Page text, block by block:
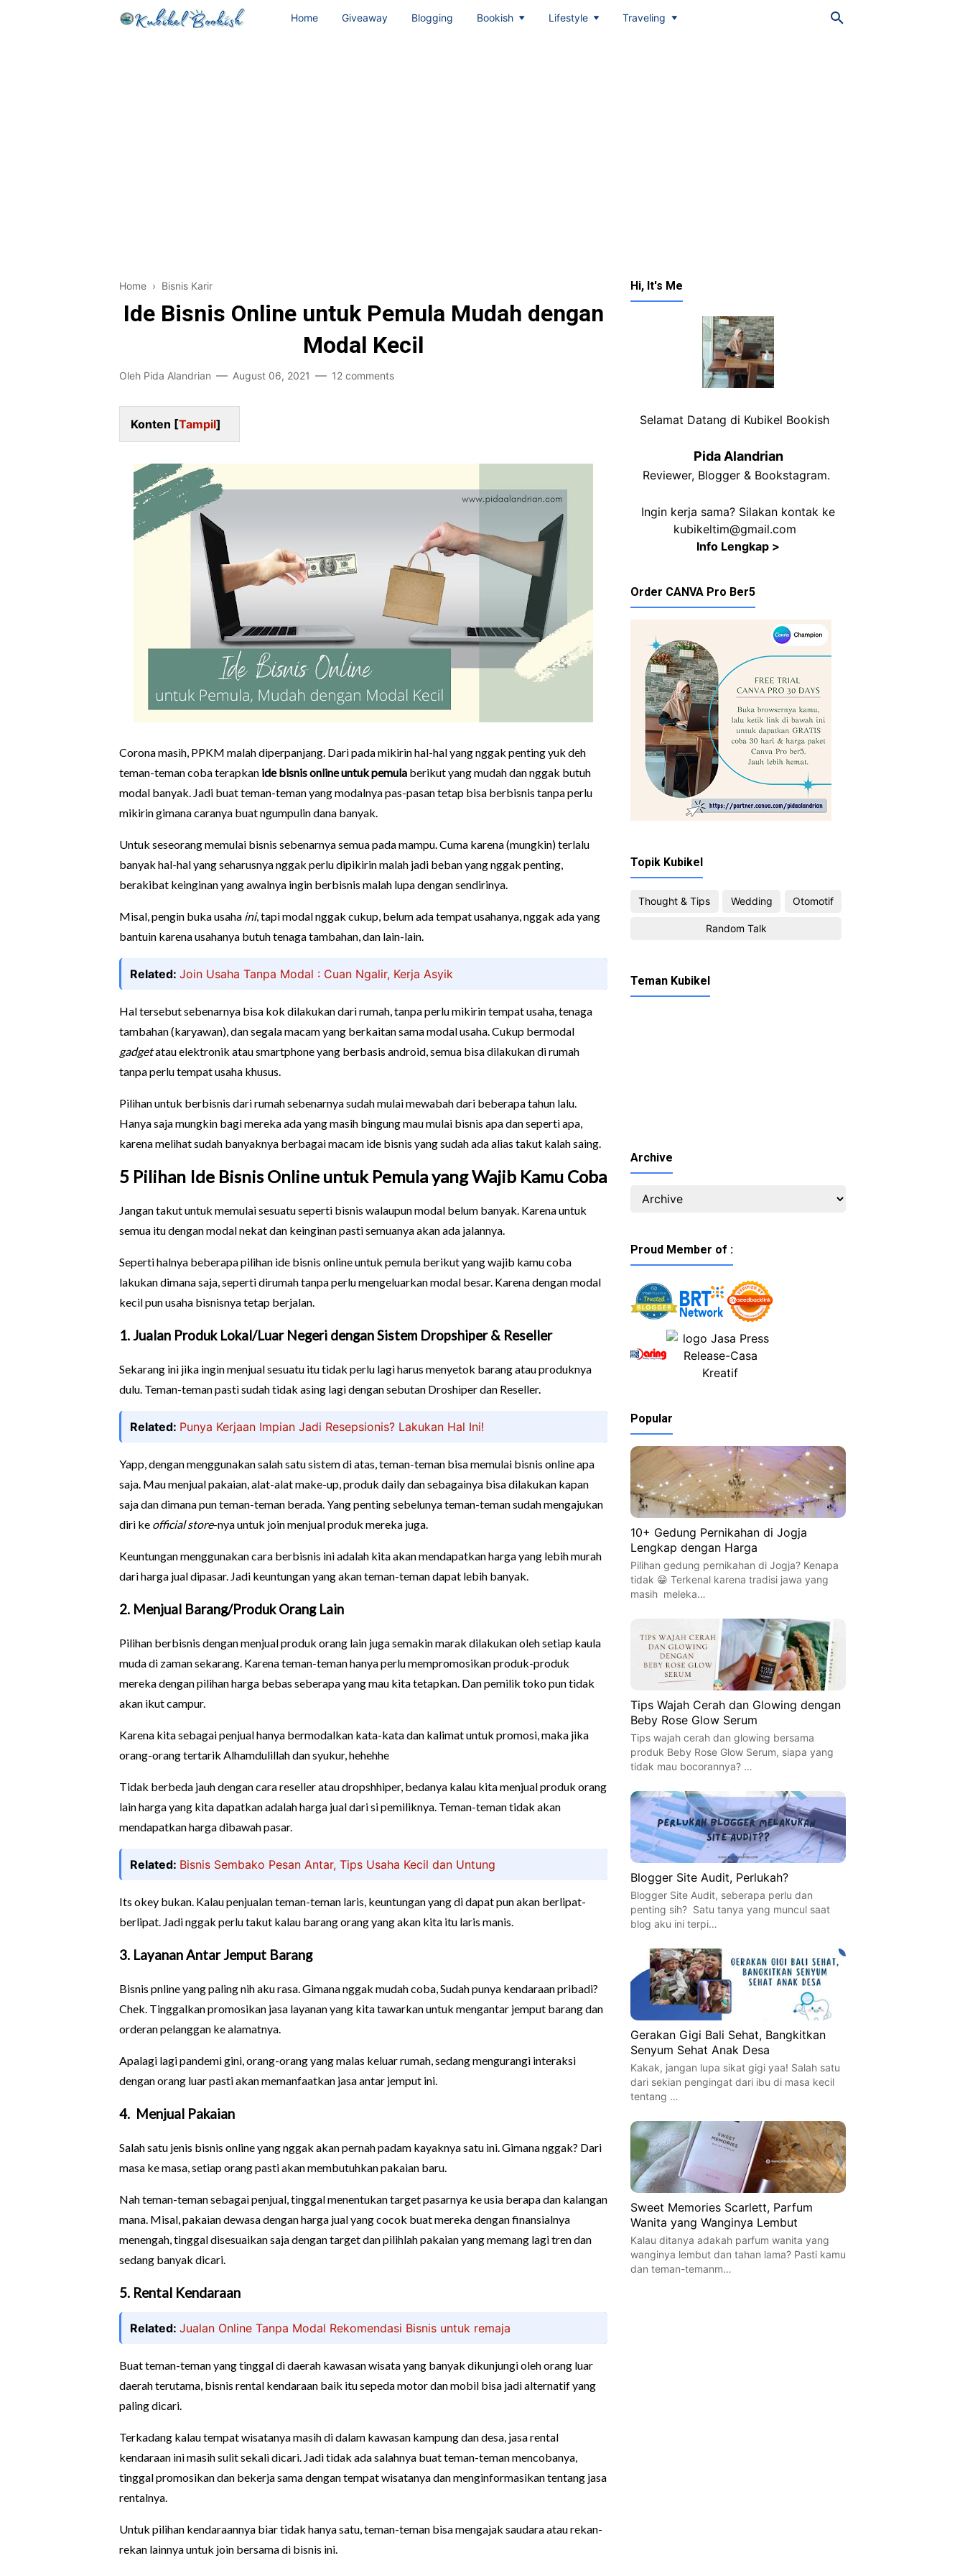
Home Giveaway Blogging Bookish Lifestyle Traveling
Home › Bisnis Karir
Ide Bisnis Online untuk Pemula Mudah dengan
Modal Kecil
Oleh Pida Alandrian August 06, 2021 12 comments
Konten [Tampil]
Corona masih, PPKM malah diperpanjang. Dari pada mikirin hal-hal yang nggak penting yuk deh
teman-teman coba terapkan ide bisnis online untuk pemula berikutyang mudah dan nggak butuh
modal banyak. Jadi buat teman-teman yang modalnya pas-pasan tetap bisa berbisnis tanpa perlu
mikirin gimana caranya buat ngumpulin dana banyak.
Untuk seseorang memulai bisnis sebenarnya semua pada mampu. Cuma karena (mungkin) terlalu
banyak hal-hal yang seharusnya nggak perlu dipikirin malah jadi beban yang nggak penting,
berakibat keinginan yang awalnya ingin berbisnis malah lupa dengan sendirinya.
Misal, pengin buka usaha ini, tapi modal nggak cukup, belum ada tempat usahanya, nggak ada yang
bantuin karena usahanya butuh tenaga tambahan, dan lain-lain.
Related: Join Usaha Tanpa Modal : Cuan Ngalir, Kerja Asyik
Hal tersebut sebenarnya bisa kok dilakukan dari rumah, tanpa perlu mikirin tempat usaha, tenaga
tambahan (karyawan), dan segala macam yang berkaitan sama modal usaha. Cukup bermodal
gadgetatau elektronik atau smartphone yang berbasis android, semua bisa dilakukan di rumah
tanpa perlu tempat usaha khusus.
Pilihan untuk berbisnis dari rumah sebenarnya sudah mulai mewabah dari beberapa tahun lalu.
Hanya saja mungkin bagi mereka ada yang masih bingung mau mulai bisnis apa dan seperti apa,
karena melihat sudah banyaknya berbagai macam ide bisnis yang sudah ada alias takut kalah saing.
5 Pilihan Ide Bisnis Online untuk Pemula yang Wajib Kamu Coba
Jangan takut untuk memulai sesuatu seperti bisnis walaupun modal belum banyak. Karena untuk
semua itu dengan modal nekat dan keinginan pasti semuanya akan ada jalannya.
Seperti halnya beberapa pilihan ide bisnis online untuk pemula berikut yang wajib kamu coba
lakukan dimana saja, seperti dirumah tanpa perlu mengeluarkan modal besar. Karena dengan modal
kecil pun usaha bisnisnya tetap berjalan.
1. Jualan Produk Lokal/Luar Negeri dengan Sistem Dropshiper & Reseller
Sekarang ini jika ingin menjual sesuatu itu tidak perlu lagi harus menyetok barang atau produknya
dulu. Teman-teman pasti sudah tidak asing lagi dengan sebutan Droshiper dan Reseller.
Related: Punya Kerjaan Impian Jadi Resepsionis? Lakukan Hal Ini!
Yapp, dengan menggunakan salah satu sistem di atas, teman-teman bisa memulai bisnis online apa
saja. Mau menjual pakaian, alat-alat make-up, produk daily dan sebagainya bisa dilakukan kapan
saja dan dimana pun teman-teman berada. Yang penting sebelunya teman-teman sudah mengajukan
diri ke official store-nya untuk join menjual produk mereka juga.
Keuntungan menggunakan cara berbisnis ini adalah kita akan mendapatkan harga yang lebih murah
dari harga jual dipasar. Jadi keuntungan yang akan teman-teman dapat lebih banyak.
2. Menjual Barang/Produk Orang Lain
Pilihan berbisnis dengan menjual produk orang lain juga semakin marak dilakukan oleh setiap kaula
muda di zaman sekarang. Karena teman-teman hanya perlu mempromosikan produk-produk
mereka dengan pilihan harga bebas seberapa yang mau kita tetapkan. Dan pemilik toko pun tidak
akan ikut campur.
Karena kita sebagai penjual hanya bermodalkan kata-kata dan kalimat untuk promosi, maka jika
orang-orang tertarik Alhamdulillah dan syukur, hehehhe
Tidak berbeda jauh dengan cara reseller atau dropshhiper, bedanya kalau kita menjual produk orang
lain harga yang kita dapatkan adalah harga jual dari si pemiliknya. Teman-teman tidak akan
mendapatkan harga dibawah pasar.
Related: Bisnis Sembako Pesan Antar, Tips Usaha Kecil dan Untung
Its okey bukan. Kalau penjualan teman-teman laris, keuntungan yang di dapat pun akan berlipat-
berlipat. Jadi nggak perlu takut kalau barang orang yang akan kita itu laris manis.
3. Layanan Antar Jemput Barang
Bisnis pnline yang paling nih aku rasa. Gimana nggak mudah coba, Sudah punya kendaraan pribadi?
Chek. Tinggalkan promosikan jasa layanan yang kita tawarkan untuk mengantar jemput barang dan
orderan pelanggan ke alamatnya.
Apalagi lagi pandemi gini, orang-orang yang malas keluar rumah, sedang mengurangi interaksi
dengan orang luar pasti akan memanfaatkan jasa antar jemput ini.
4. Menjual Pakaian
Salah satu jenis bisnis online yang nggak akan pernah padam kayaknya satu ini. Gimana nggak? Dari
masa ke masa, setiap orang pasti akan membutuhkan pakaian baru.
Nah teman-teman sebagai penjual, tinggal menentukan target pasarnya ke usia berapa dan kalangan
mana. Misal, pakaian dewasa dengan harga jual yang cocok buat mereka dengan finansialnya
menengah, tinggal disesuaikan saja dengan target dan pilihlah pakaian yang memang lagi tren dan
sedang banyak dicari.
5. Rental Kendaraan
Related: Jualan Online Tanpa Modal Rekomendasi Bisnis untuk remaja
Buat teman-teman yang tinggal di daerah kawasan wisata yang banyak dikunjungi oleh orang luar
daerah terutama, bisnis rental kendaraan baik itu sepeda motor dan mobil bisa jadi alternatif yang
paling dicari.
Terkadang kalau tempat wisatanya masih di dalam kawasan kampung dan desa, jasa rental
kendaraan ini masih sulit sekali dicari. Jadi tidak ada salahnya buat teman-teman mencobanya,
tinggal promosikan dan bekerja sama dengan tempat wisatanya dan menginformasikan tentang jasa
rentalnya.
Untuk pilihan kendaraannya biar tidak hanya satu, teman-teman bisa mengajak saudara atau rekan-
rekan lainnya untuk join bersama di bisnis ini.
Hi, It's Me
Selamat Datang di Kubikel Bookish
Pida Alandrian
Reviewer, Blogger & Bookstagram.
Ingin kerja sama? Silakan kontak ke
kubikeltim@gmail.com
Info Lengkap >
Order CANVA Pro Ber5
Topik Kubikel
Thought & Tips Wedding Otomotif
Random Talk
Teman Kubikel
Archive
Proud Member of :
Popular
10+ Gedung Pernikahan di Jogja
Lengkap dengan Harga
Pilihan gedung pernikahan di Jogja? Kenapa
tidak 😁 Terkenal karena tradisi jawa yang
masih meleka…
Tips Wajah Cerah dan Glowing dengan
Beby Rose Glow Serum
Tips wajah cerah dan glowing bersama
produk Beby Rose Glow Serum, siapa yang
tidak mau bocorannya? …
Blogger Site Audit, Perlukah?
Blogger Site Audit, seberapa perlu dan
penting sih? Satu tanya yang muncul saat
blog aku ini terpi…
Gerakan Gigi Bali Sehat, Bangkitkan
Senyum Sehat Anak Desa
Kakak, jangan lupa sikat gigi yaa! Salah satu
dari sekian pengingat dari ibu di masa kecil
tentang …
Sweet Memories Scarlett, Parfum
Wanita yang Wanginya Lembut
Kalau ditanya adakah parfum wanita yang
wanginya lembut dan tahan lama? Pasti kamu
dan teman-temanm…